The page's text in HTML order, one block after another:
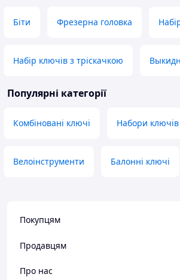
Біти Фрезерна головка
Набір ключів з тріскачкою
Популярні категорії
Комбіновані ключі Набори ключів
Велоінструменти Балонні ключі
Покупцям
Продавцям
Про нас